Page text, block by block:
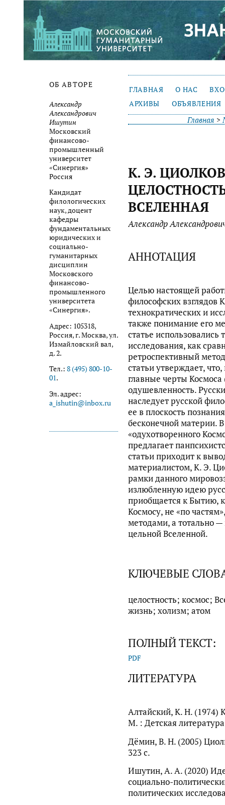
ОБ АВТОРЕ
Александр
Александрович
Ишутин
Московский
финансово-
промышленный
университет
«Синергия»
Россия
Кандидат
филологических
наук, доцент
кафедры
фундаментальных
юридических и
социально-
гуманитарных
дисциплин
Московского
финансово-
промышленного
университета
«Синергия».
Адрес: 105318,
Россия, г. Москва, ул.
Измайловский вал,
д. 2.
Тел.: 8 (495) 800-10-
01.
Эл. адрес:
a_ishutin@inbox.ru
ГЛАВНАЯ О НАС
АРХИВЫ
ОБЪЯВЛЕНИЯ
Главная >
К. Э.
ВСЕЛЕННАЯ
Александр
АННОТАЦИЯ
Целью настоящей
философских взглядов
технократических и
также понимание его
статье
исследования, как
ретроспективный
статьи утверждает,
главные черты Космоса
одушевленность.
наследует русской
ее в плоскость
бесконечной материи.
«одухотворенного
предлагает
статьи приходит к
материалистом, К. Э.
рамки данного
излюбленную идею
приобщается к Бытию,
Космосу, не «по
методами, а тотально
цельной Вселенной.
КЛЮЧЕВЫЕ
целостность; космос;
жизнь; холизм; атом
ПОЛНЫЙ ТЕКСТ:
PDF
ЛИТЕРАТУРА
Алтайский, К. Н. (1974)
М. : Детская
Дёмин, В. Н. (2005)
323 с.
Ишутин, А. А. (2020)
социально-
политических